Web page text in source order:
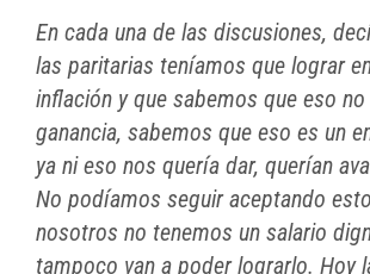
En cada una de las discusiones,
las paritarias teníamos que lograr
inflación y que sabemos que eso no
ganancia, sabemos que eso es un
ya ni eso nos quería dar, querían
No podíamos seguir aceptando
nosotros no tenemos un salario
tampoco van a poder lograrlo. Hoy